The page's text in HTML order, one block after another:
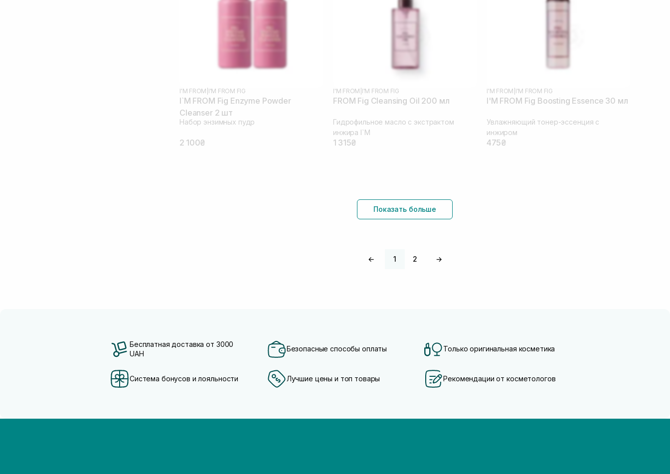
I'M FROM I'M FROM FIG
I`M FROM Fig Enzyme Powder
Cleanser 2 шт
Набор энзимных пудр
2 100₴
I'M FROM I'M FROM FIG
FROM Fig Cleansing Oil 200 мл
Гидрофильное масло с экстрактом
инжира I`M
1 315₴
I'M FROM I'M FROM FIG
I'M FROM Fig Boosting Essence 30 мл
Увлажняющий тонер-эссенция с
инжиром
475₴
Показать больше
← 1 2 →
Бесплатная доставка от 3000
UAH
Безопасные способы оплаты Только оригинальная косметика
Система бонусов и лояльности Лучшие цены и топ товары Рекомендации от косметологов